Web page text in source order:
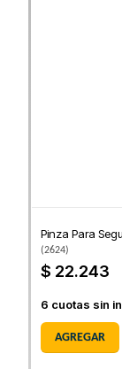
Pinza Para
(2624)
$ 22.243
6 cuotas sin
AGREGAR